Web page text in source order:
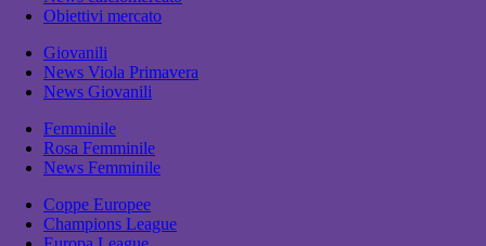
Obiettivi mercato
Giovanili
News Viola Primavera
News Giovanili
Femminile
Rosa Femminile
News Femminile
Coppe Europee
Champions League